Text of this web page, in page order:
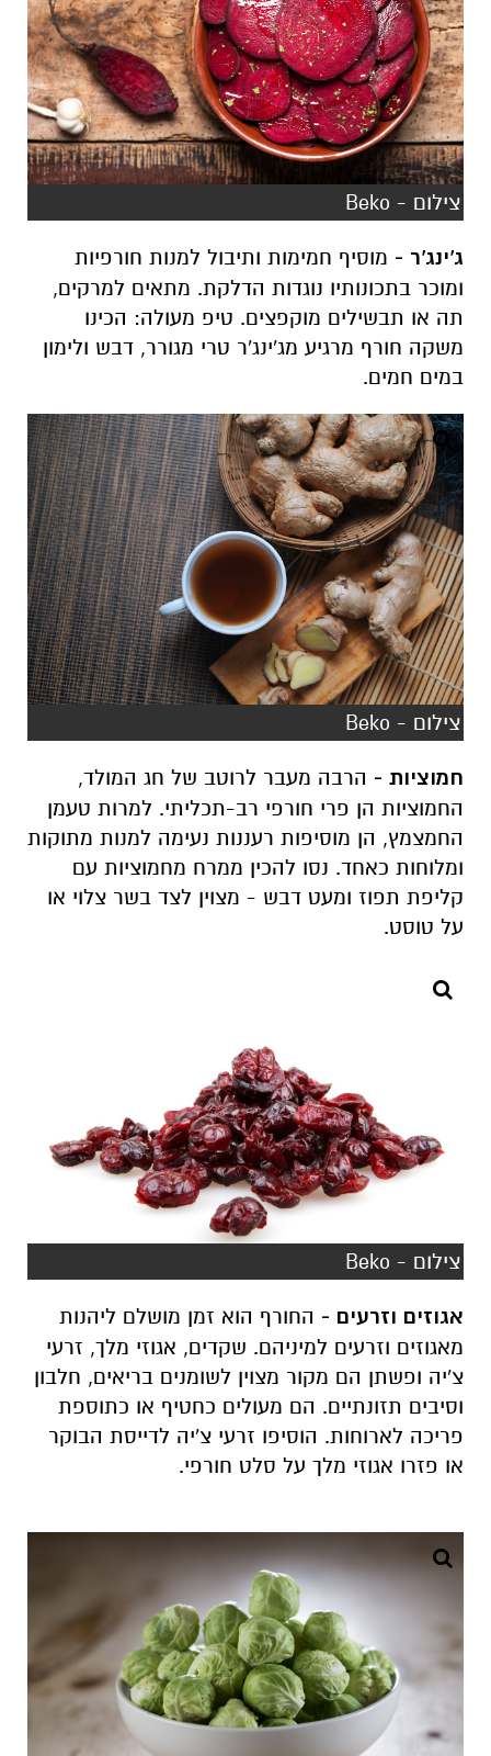
צילום - Beko
ג'ינג'ר - מוסיף חמימות ותיבול למנות חורפיות
ומוכר בתכונותיו נוגדות הדלקת. מתאים למרקים,
תה או תבשילים מוקפצים. טיפ מעולה: הכינו
משקה חורף מרגיע מג'ינג'ר טרי מגורר, דבש ולימון
במים חמים.
צילום - Beko
חמוציות - הרבה מעבר לרוטב של חג המולד,
החמוציות הן פרי חורפי רב-תכליתי. למרות טעמן
החמצמץ, הן מוסיפות רעננות נעימה למנות מתוקות
ומלוחות כאחד. נסו להכין ממרח מחמוציות עם
קליפת תפוז ומעט דבש - מצוין לצד בשר צלוי או
על טוסט.
צילום - Beko
אגוזים וזרעים - החורף הוא זמן מושלם ליהנות
מאגוזים וזרעים למיניהם. שקדים, אגוזי מלך, זרעי
צ'יה ופשתן הם מקור מצוין לשומנים בריאים, חלבון
וסיבים תזונתיים. הם מעולים כחטיף או כתוספת
פריכה לארוחות. הוסיפו זרעי צ'יה לדייסת הבוקר
או פזרו אגוזי מלך על סלט חורפי.